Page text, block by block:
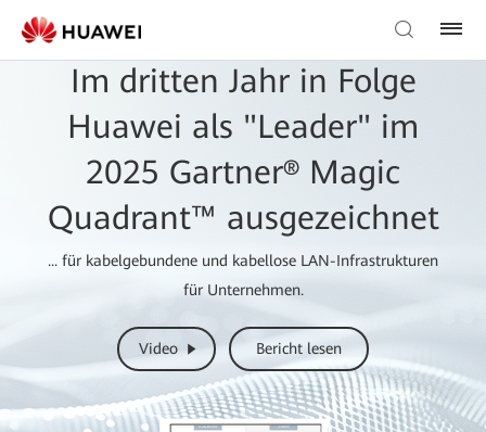
Im dritten Jahr in Folge
Huawei als "Leader" im
2025 Gartner® Magic
Quadrant™ ausgezeichnet
... für kabelgebundene und kabellose LAN-Infrastrukturen
für Unternehmen.
Video Bericht lesen